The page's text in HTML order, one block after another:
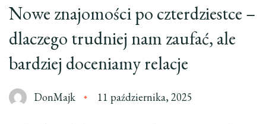
Nowe znajomości po czterdziestce –
dlaczego trudniej nam zaufać, ale
bardziej doceniamy relacje
DonMajk 11 października, 2025